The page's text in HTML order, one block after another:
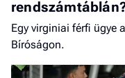
Egy virginiai férfi ügye
Bíróságon.